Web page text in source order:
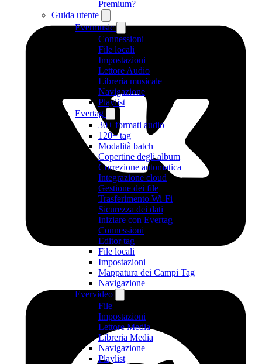
Premium?
Guida utente
Evermusic
Connessioni
File locali
Impostazioni
Lettore Audio
Libreria musicale
Navigazione
Playlist
Evertag
30+ formati audio
120+ tag
Modalità batch
Copertine degli album
Correzione automatica
Integrazione cloud
Gestione dei file
Trasferimento Wi-Fi
Sicurezza dei dati
Iniziare con Evertag
Connessioni
Editor tag
File locali
Impostazioni
Mappatura dei Campi Tag
Navigazione
Evervideo
File
Impostazioni
Lettore Media
Libreria Media
Navigazione
Playlist